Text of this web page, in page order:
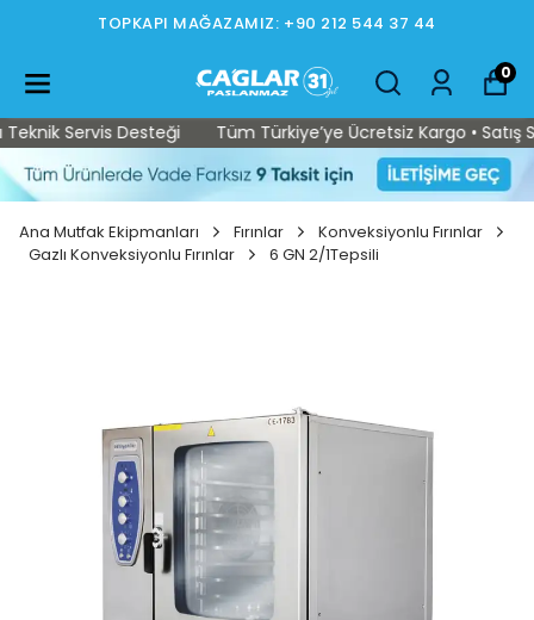
TOPKAPI MAĞAZAMIZ: +90 212 544 37 44
0
Servis Desteği Tüm Türkiye’ye Ücretsiz Kargo • Satış
Ana Mutfak Ekipmanları Fırınlar
Konveksiyonlu Fırınlar
Gazlı Konveksiyonlu Fırınlar
6 GN 2/1Tepsili